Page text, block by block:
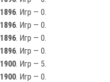
1896. Игр — 0.
1896. Игр — 0.
1896. Игр — 0.
1896. Игр — 0.
1900. Игр — 5.
1900. Игр — 0.